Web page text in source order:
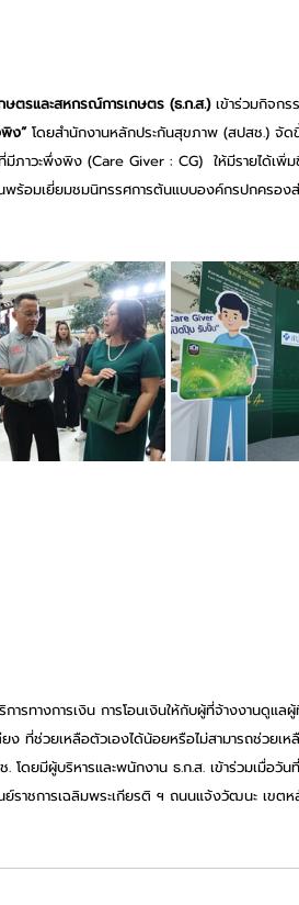
ษตรและสหกรณ์การเกษตร (ธ.ก.ส.) เข้าร่วมกิจก
ง” โดยสำนักงานหลักประกันสุขภาพ (สปสช.) จัด
ภาวะพึ่งพิง (Care Giver : CG)  ให้มีรายได้เพิ่
นพร้อมเยี่ยมชมนิทรรศการต้นแบบองค์กรปกคร
ารทางการเงิน การโอนเงินให้กับผู้ที่จ้างงานดูแ
ที่ช่วยเหลือตัวเองได้น้อยหรือไม่สามารถช่วยเห
ดยมีผู้บริหารและพนักงาน ธ.ก.ส. เข้าร่วมเมื่อ
ราชการเฉลิมพระเกียรติ ฯ ถนนแจ้งวัฒนะ เขต